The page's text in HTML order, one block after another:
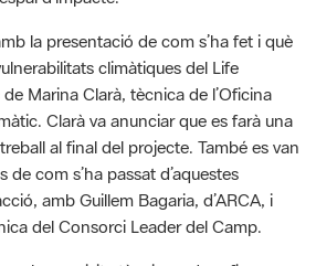
Marina Clarà, tècnica de l’Oficina
Clarà va anunciar que es farà una
al final del projecte. També es van
com s’ha passat d’aquestes
amb Guillem Bagaria, d’ARCA, i
del Consorci Leader del Camp.
amb una visita tècnica a dues finques
on el fotògraf i
va donar a conèixer un projecte de